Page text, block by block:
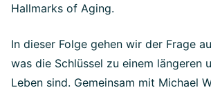
Hallmarks of Aging.
In dieser Folge gehen wir der Frage
was die Schlüssel zu einem längeren
Leben sind. Gemeinsam mit Michael